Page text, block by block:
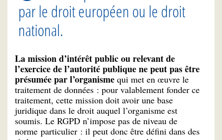
par le droit européen ou le droit
national.
La mission d’intérêt public ou relevant de
l’exercice de l’autorité publique ne peut pas être
présumée par l’organisme qui met en œuvre le
traitement de données : pour valablement fonder ce
traitement, cette mission doit avoir une base
juridique dans le droit auquel l’organisme est
soumis. Le RGPD n’impose pas de niveau de
norme particulier : il peut donc être défini dans des